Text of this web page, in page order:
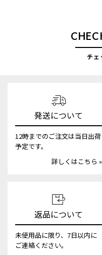
チェ
発送について
12時までのご注文は当日出荷
予定です。
詳しくはこちら »
返品について
未使用品に限り、7日以内に
ご連絡ください。